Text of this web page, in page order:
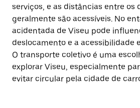
serviços, e as distâncias entre os
geralmente são acessíveis. No
acidentada de Viseu pode
deslocamento e a acessibilidade
O transporte coletivo é uma
explorar Viseu, especialmente
evitar circular pela cidade de